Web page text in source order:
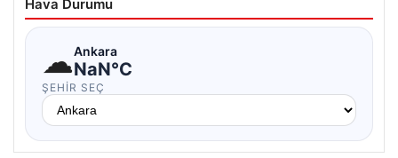
Hava Durumu
☁Ankara
NaN°C
ŞEHIR SEÇ